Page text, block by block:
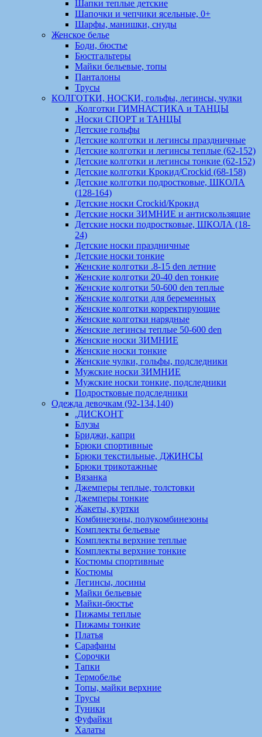
Шапки теплые детские
Шапочки и чепчики ясельные, 0+
Шарфы, манишки, снуды
Женское белье
Боди, бюстье
Бюстгальтеры
Майки бельевые, топы
Панталоны
Трусы
КОЛГОТКИ, НОСКИ, гольфы, легинсы, чулки
.Колготки ГИМНАСТИКА и ТАНЦЫ
.Носки СПОРТ и ТАНЦЫ
Детские гольфы
Детские колготки и легинсы праздничные
Детские колготки и легинсы теплые (62-152)
Детские колготки и легинсы тонкие (62-152)
Детские колготки Крокид/Crockid (68-158)
Детские колготки подростковые, ШКОЛА
(128-164)
Детские носки Crockid/Крокид
Детские носки ЗИМНИЕ и антискользящие
Детские носки подростковые, ШКОЛА (18-
24)
Детские носки праздничные
Детские носки тонкие
Женские колготки .8-15 den летние
Женские колготки 20-40 den тонкие
Женские колготки 50-600 den теплые
Женские колготки для беременных
Женские колготки корректирующие
Женские колготки нарядные
Женские легинсы теплые 50-600 den
Женские носки ЗИМНИЕ
Женские носки тонкие
Женские чулки, гольфы, подследники
Мужские носки ЗИМНИЕ
Мужские носки тонкие, подследники
Подростковые подследники
Одежда девочкам (92-134,140)
.ДИСКОНТ
Блузы
Бриджи, капри
Брюки спортивные
Брюки текстильные, ДЖИНСЫ
Брюки трикотажные
Вязанка
Джемперы теплые, толстовки
Джемперы тонкие
Жакеты, куртки
Комбинезоны, полукомбинезоны
Комплекты бельевые
Комплекты верхние теплые
Комплекты верхние тонкие
Костюмы спортивные
Костюмы
Легинсы, лосины
Майки бельевые
Майки-бюстье
Пижамы теплые
Пижамы тонкие
Платья
Сарафаны
Сорочки
Тапки
Термобелье
Топы, майки верхние
Трусы
Туники
Фуфайки
Халаты